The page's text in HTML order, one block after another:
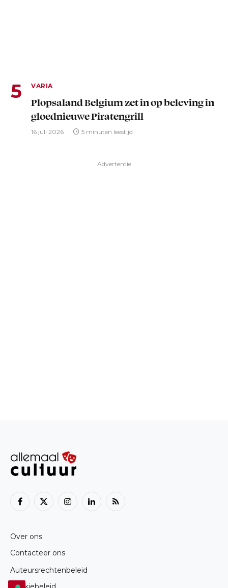
VARIA
Plopsaland Belgium zet in op beleving in
gloednieuwe Piratengrill
16 juli 2026 5 minuten leestijd
Advertentie
Facebook
X
InstagramLinkedInRSS
Over ons
Contacteer ons
Auteursrechtenbeleid